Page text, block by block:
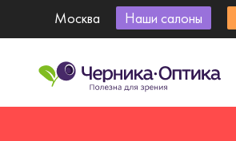
Москва Наши салоны